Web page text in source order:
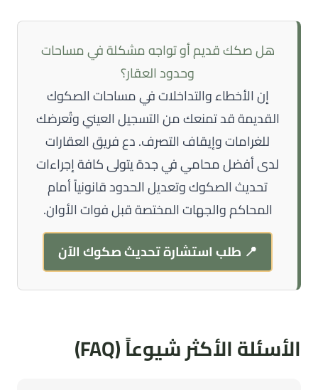
هل صكك قديم أو تواجه مشكلة في مساحات
وحدود العقار؟
إن الأخطاء والتداخلات في مساحات الصكوك
القديمة قد تمنعك من التسجيل العيني وتُعرضك
للغرامات وإيقاف التصرف. دع فريق العقارات
لدىأفضل محامي في جدةيتولى كافة إجراءات
تحديث الصكوك وتعديل الحدود قانونياً أمام
المحاكم والجهات المختصة قبل فوات الأوان.
📍 طلب استشارة تحديث صكوك الآن
الأسئلة الأكثر شيوعاً (FAQ)